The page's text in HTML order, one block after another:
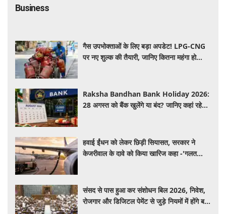
Business
गैस उपभोक्ताओं के लिए बड़ा अपडेट! LPG-CNG
पर नए शुल्क की तैयारी, जानिए कितना महंगा हो
Raksha Bandhan Bank Holiday 2026:
28 अगस्त को बैंक खुलेंगे या बंद? जानिए कहां रहेगी
हवाई ईंधन को लेकर छिड़ी सियासत, सरकार ने
केजरीवाल के दावे को किया खारिज कहा -'गलत
संसद से पास हुआ कर संशोधन बिल 2026, निवेश,
रोजगार और डिजिटल पेमेंट से जुड़े नियमों में होंगे बड़े